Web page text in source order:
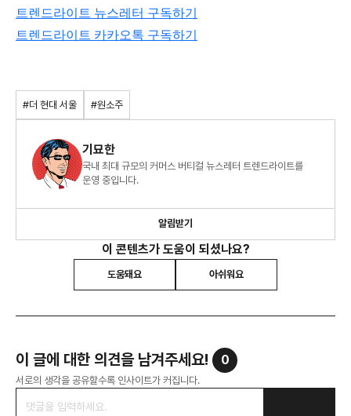
트렌드라이트 뉴스레터 구독하기
트렌드라이트 카카오톡 구독하기
#더 현대 서울 #원소주
기묘한
국내 최대 규모의 커머스 버티컬 뉴스레터 트렌드라이트를
운영 중입니다.
알림받기
이 콘텐츠가 도움이 되셨나요?
도움돼요 아쉬워요
이 글에 대한 의견을 남겨주세요! 0
서로의 생각을 공유할수록 인사이트가 커집니다.